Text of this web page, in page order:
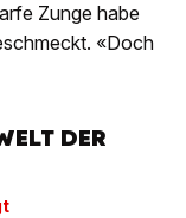
Zunge habe
«Doch
DER